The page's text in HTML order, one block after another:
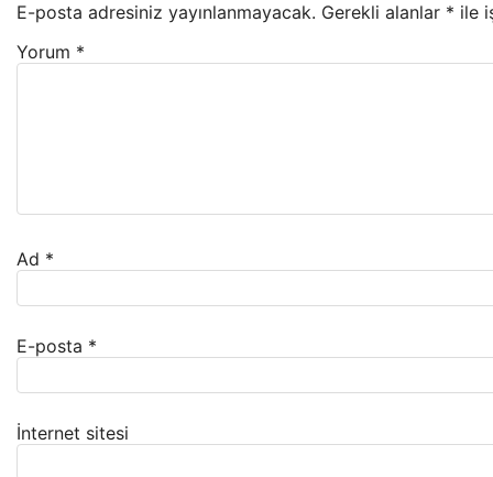
E-posta adresiniz yayınlanmayacak. Gerekli alanlar * ile
Yorum *
Ad *
E-posta *
İnternet sitesi